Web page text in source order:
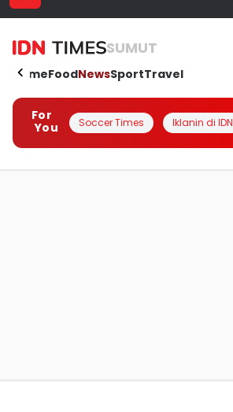
SUMUT
HomeFoodNewsSportTravel
For
You
Soccer Times Iklanin di IDN